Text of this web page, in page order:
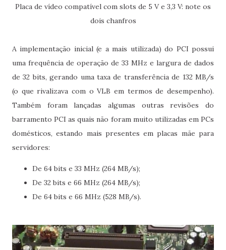
Placa de vídeo compatível com slots de 5 V e 3,3 V: note os
dois chanfros
A implementação inicial (e a mais utilizada) do PCI possui
uma frequência de operação de 33 MHz e largura de dados
de 32 bits, gerando uma taxa de transferência de 132 MB/s
(o que rivalizava com o VLB em termos de desempenho).
Também foram lançadas algumas outras revisões do
barramento PCI as quais não foram muito utilizadas em PCs
domésticos, estando mais presentes em placas mãe para
servidores:
De 64 bits e 33 MHz (264 MB/s);
De 32 bits e 66 MHz (264 MB/s);
De 64 bits e 66 MHz (528 MB/s).